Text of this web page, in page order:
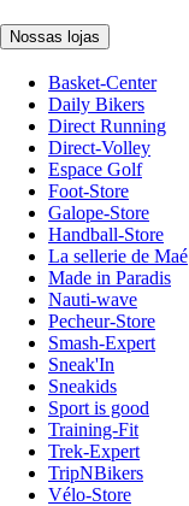
Nossas lojas
Basket-Center
Daily Bikers
Direct Running
Direct-Volley
Espace Golf
Foot-Store
Galope-Store
Handball-Store
La sellerie de Maé
Made in Paradis
Nauti-wave
Pecheur-Store
Smash-Expert
Sneak'In
Sneakids
Sport is good
Training-Fit
Trek-Expert
TripNBikers
Vélo-Store